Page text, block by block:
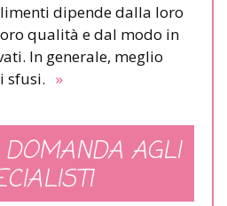
dipende dalla loro
qualità e dal modo in
In generale, meglio
sfusi. »
AGLI